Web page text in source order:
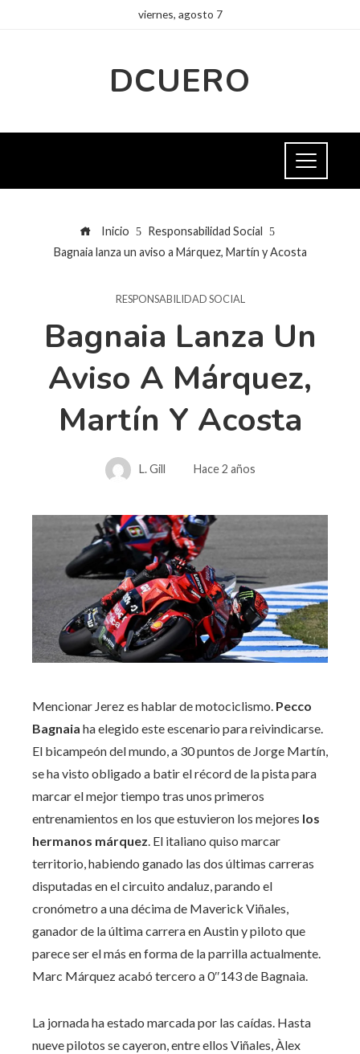
viernes, agosto 7
DCUERO
Inicio
Responsabilidad Social
Bagnaia lanza un aviso a Márquez, Martín y Acosta
RESPONSABILIDAD SOCIAL
Bagnaia Lanza Un
Aviso A Márquez,
Martín Y Acosta
L. Gill Hace 2 años
Mencionar Jerez es hablar de motociclismo. Pecco
Bagnaia ha elegido este escenario para reivindicarse.
El bicampeón del mundo, a 30 puntos de Jorge Martín,
se ha visto obligado a batir el récord de la pista para
marcar el mejor tiempo tras unos primeros
entrenamientos en los que estuvieron los mejores los
hermanos márquez. El italiano quiso marcar
territorio, habiendo ganado las dos últimas carreras
disputadas en el circuito andaluz, parando el
cronómetro a una décima de Maverick Viñales,
ganador de la última carrera en Austin y piloto que
parece ser el más en forma de la parrilla actualmente.
Marc Márquez acabó tercero a 0″143 de Bagnaia.
La jornada ha estado marcada por las caídas. Hasta
nueve pilotos se cayeron, entre ellos Viñales, Àlex